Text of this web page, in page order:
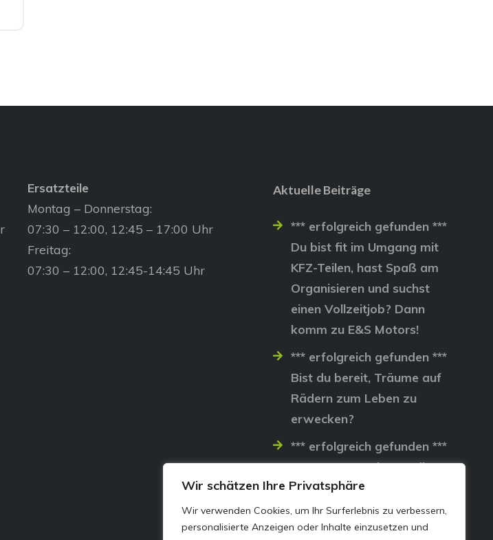
Wir schätzen Ihre Privatsphäre
Wir verwenden Cookies, um Ihr Surferlebnis zu verbessern,
personalisierte Anzeigen oder Inhalte einzusetzen und
Ersatzteile
Montag – Donnerstag:
07:30 – 12:00, 12:45 – 17:00 Uhr
Freitag:
07:30 – 12:00, 12:45-14:45 Uhr
Aktuelle Beiträge
*** erfolgreich gefunden ***
Du bist fit im Umgang mit
KFZ-Teilen, hast Spaß am
Organisieren und suchst
einen Vollzeitjob? Dann
komm zu E&S Motors!
*** erfolgreich gefunden ***
Bist du bereit, Träume auf
Rädern zum Leben zu
erwecken?
*** erfolgreich gefunden ***
Lass uns gemeinsam die
Straßen erobern…